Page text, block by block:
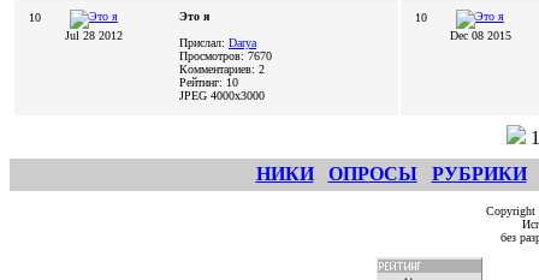
10
Jul 28 2012
Это я
Прислал: Darya
Просмотров: 7670
Комментариев: 2
Рейтинг: 10
JPEG 4000x3000
10
Dec 08 2015
1
НИКИ
ОПРОСЫ РУБРИКИ
без